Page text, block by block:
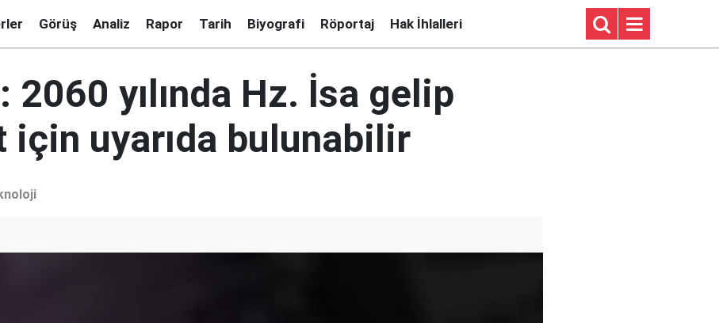
Görüş Analiz Rapor Tarih Biyografi Röportaj Hak İhlalleri
2060 yılında Hz. İsa gelip
için uyarıda bulunabilir